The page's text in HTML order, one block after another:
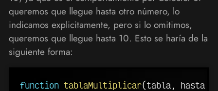
queremos que llegue hasta otro número, lo
indicamos explicitamente, pero si lo omitimos,
queremos que llegue hasta 10. Esto se haría de la
siguiente forma:
function tablaMultiplicar(tabla, hasta